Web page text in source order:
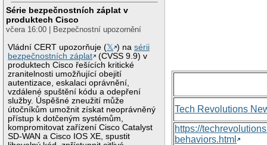
Série bezpečnostních záplat v
produktech Cisco
včera 16:00 | Bezpečnostní upozornění
Vládní CERT upozorňuje (𝕏 ) nasérii
bezpečnostních záplat
(CVSS 9.9) v
produktech Cisco řešících kritické
zranitelnosti umožňující obejití
autentizace, eskalaci oprávnění,
vzdálené spuštění kódu a odepření
služby. Úspěšné zneužití může
útočníkům umožnit získat neoprávněný
přístup k dotčeným systémům,
kompromitovat zařízení Cisco Catalyst
SD-WAN a Cisco IOS XE, spustit
Tech Revolutions
https://
behaviors.html